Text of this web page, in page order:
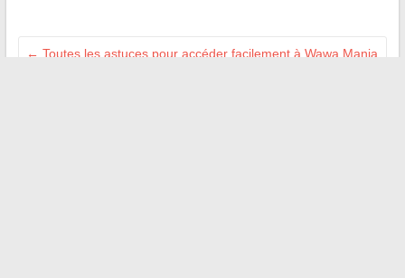
← Toutes les astuces pour accéder facilement à Wawa Mania